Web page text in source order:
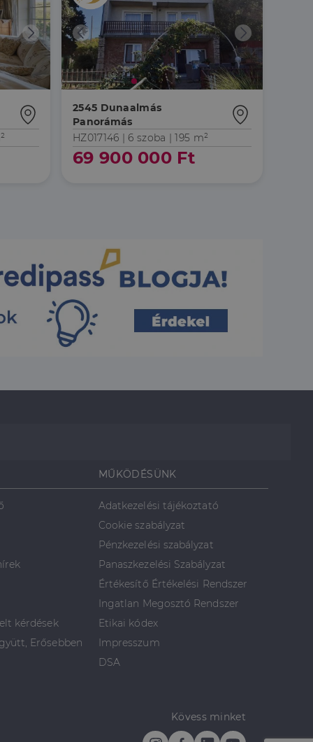
2545 Dunaalmás
Panorámás
HZ017146 | 6 szoba | 195 m²
69 900 000 Ft
kérdések
Erősebben
MŰKÖDÉSÜNK
Adatkezelési tájékoztató
Cookie szabályzat
Pénzkezelési szabályzat
Panaszkezelési Szabályzat
Értékesítő Értékelési Rendszer
Ingatlan Megosztó Rendszer
Etikai kódex
Impresszum
DSA
Kövess minket
a Cookie-
a weboldal
minden
hogy a
amelyet a
hogy a
amelyet a
hogy a tárolt